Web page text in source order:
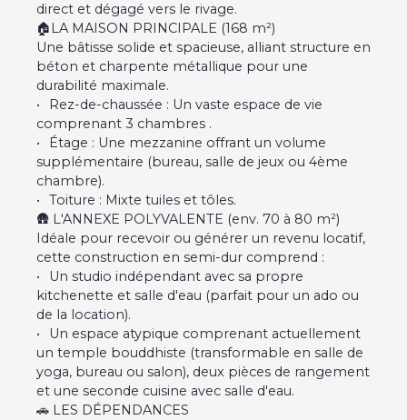
direct et dégagé vers le rivage.
🏠LA MAISON PRINCIPALE (168 m²)
Une bâtisse solide et spacieuse, alliant structure en
béton et charpente métallique pour une
durabilité maximale.
Rez-de-chaussée : Un vaste espace de vie
comprenant 3 chambres .
Étage : Une mezzanine offrant un volume
supplémentaire (bureau, salle de jeux ou 4ème
chambre).
Toiture : Mixte tuiles et tôles.
🛖 L'ANNEXE POLYVALENTE (env. 70 à 80 m²)
Idéale pour recevoir ou générer un revenu locatif,
cette construction en semi-dur comprend :
Un studio indépendant avec sa propre
kitchenette et salle d'eau (parfait pour un ado ou
de la location).
Un espace atypique comprenant actuellement
un temple bouddhiste (transformable en salle de
yoga, bureau ou salon), deux pièces de rangement
et une seconde cuisine avec salle d'eau.
🚗 LES DÉPENDANCES